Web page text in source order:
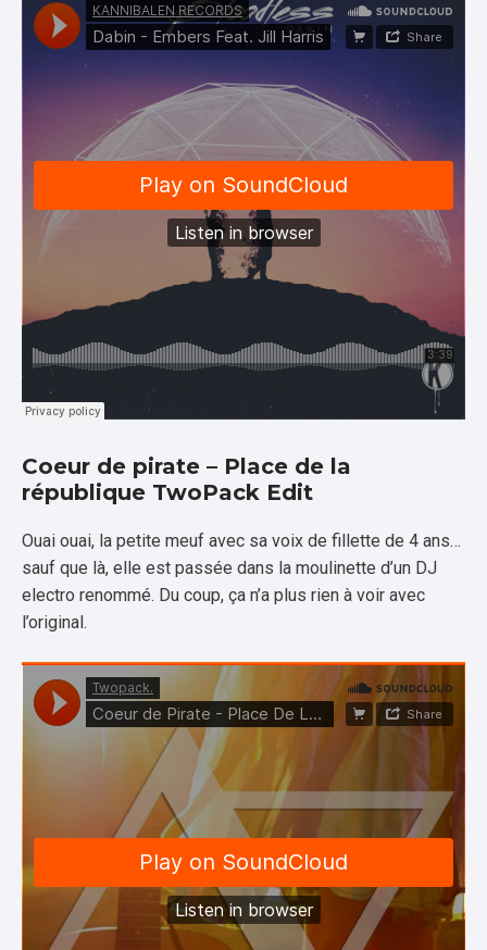
Coeur de pirate – Place de la
république TwoPack Edit
Ouai ouai, la petite meuf avec sa voix de fillette de 4 ans…
sauf que là, elle est passée dans la moulinette d’un DJ
electro renommé. Du coup, ça n’a plus rien à voir avec
l’original.